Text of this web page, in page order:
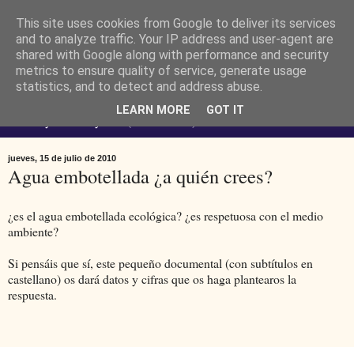
Ferendus K. Resimler -
personal
jueves, 15 de julio de 2010
Agua embotellada ¿a quién crees?
¿es el agua embotellada ecológica? ¿es respetuosa con el medio
ambiente?
Si pensáis que sí, este pequeño documental (con subtítulos en
castellano) os dará datos y cifras que os haga plantearos la
respuesta.
This site uses cookies from Google to deliver its services
and to analyze traffic. Your IP address and user-agent are
shared with Google along with performance and security
metrics to ensure quality of service, generate usage
statistics, and to detect and address abuse.
LEARN MORE GOT IT